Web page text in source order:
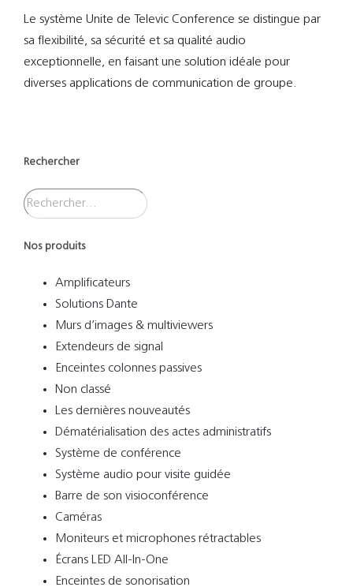
Le système Unite de Televic Conference se distingue par
sa flexibilité, sa sécurité et sa qualité audio
exceptionnelle, en faisant une solution idéale pour
diverses applications de communication de groupe.
Rechercher
Nos produits
Amplificateurs
Solutions Dante
Murs d’images & multiviewers
Extendeurs de signal
Enceintes colonnes passives
Non classé
Les dernières nouveautés
Dématérialisation des actes administratifs
Système de conférence
Système audio pour visite guidée
Barre de son visioconférence
Caméras
Moniteurs et microphones rétractables
Écrans LED All-In-One
Enceintes de sonorisation